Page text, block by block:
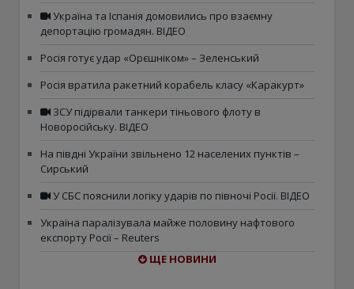
Україна та Іспанія домовились про взаємну
депортацію громадян. ВІДЕО
Росія готує удар «Орєшніком» – Зеленський
Росія вратила ракетний корабель класу «Каракурт»
ЗСУ підірвали танкери тіньового флоту в
Новоросійську. ВІДЕО
На півдні України звільнено 12 населених пунктів –
Сирський
У СБС пояснили логіку ударів по півночі Росії. ВІДЕО
Україна паралізувала майже половину нафтового
експорту Росії – Reuters
ЩЕ НОВИНИ